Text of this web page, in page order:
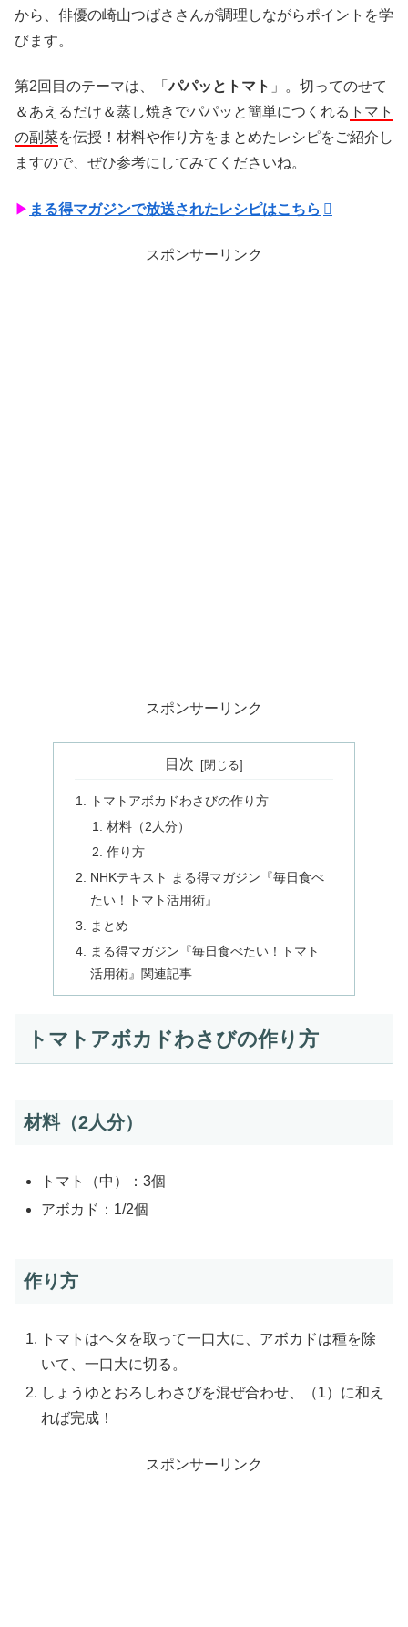
から、俳優の崎山つばささんが調理しながらポイントを学
びます。
第2回目のテーマは、「パパッとトマト 」。切ってのせて
＆あえるだけ＆蒸し焼きでパパッと簡単につくれる トマト
の副菜を伝授！材料や作り方をまとめたレシピをご紹介し
ますので、ぜひ参考にしてみてくださいね。
▶ まる得マガジンで放送されたレシピはこちら
スポンサーリンク
スポンサーリンク
目次
トマトアボカドわさびの作り方
材料（2人分）
作り方
NHKテキスト まる得マガジン『毎日食べ
たい！トマト活用術』
まとめ
まる得マガジン『毎日食べたい！トマト
活用術』関連記事
トマトアボカドわさびの作り方
材料（2人分）
トマト（中）：3個
アボカド：1/2個
作り方
トマトはヘタを取って一口大に、アボカドは種を除
いて、一口大に切る。
しょうゆとおろしわさびを混ぜ合わせ、（1）に和え
れば完成！
スポンサーリンク